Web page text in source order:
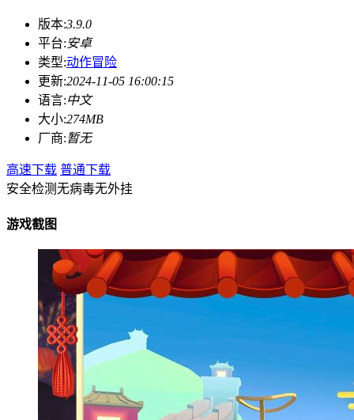
版本:3.9.0
平台:安卓
类型:动作冒险
更新:2024-11-05 16:00:15
语言:中文
大小:274MB
厂商:暂无
高速下载 普通下载
安全检测无病毒无外挂
游戏截图